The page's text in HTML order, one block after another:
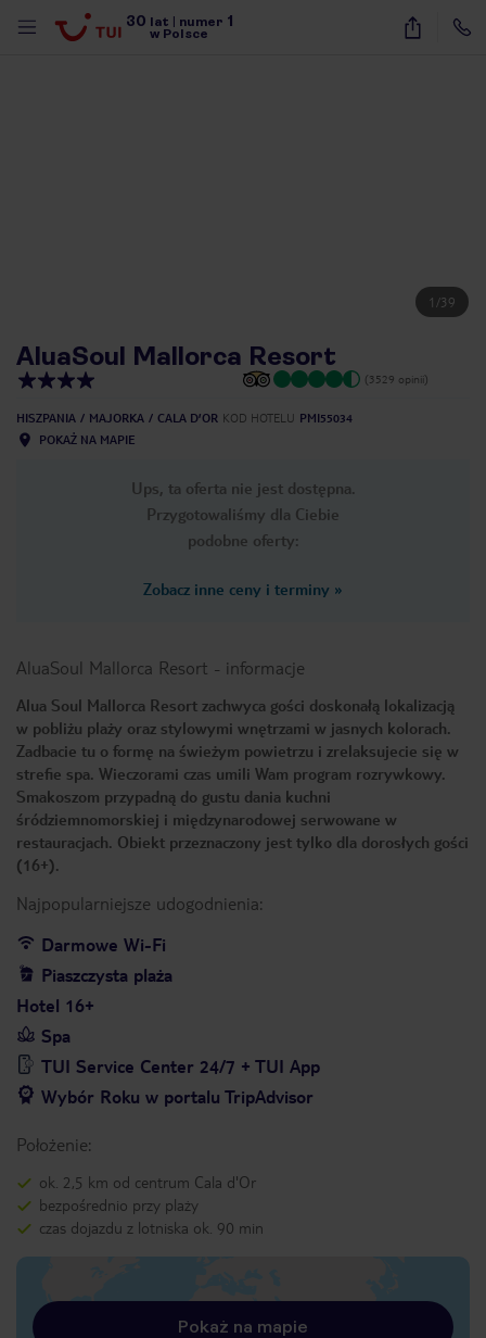
30 lat numer 1
w Polsce
1 /39
AluaSoul Mallorca Resort
(3529 opinii)
HISZPANIA MAJORKA CALA D’OR KOD HOTELU PMI55034
POKAŻ NA MAPIE
Ups, ta oferta nie jest dostępna.
Przygotowaliśmy dla Ciebie
podobne oferty:
Zobacz inne ceny i terminy »
AluaSoul Mallorca Resort - informacje
Alua Soul Mallorca Resort zachwyca gości doskonałą lokalizacją
w pobliżu plaży oraz stylowymi wnętrzami w jasnych kolorach.
Zadbacie tu o formę na świeżym powietrzu i zrelaksujecie się w
strefie spa. Wieczorami czas umili Wam program rozrywkowy.
Smakoszom przypadną do gustu dania kuchni
śródziemnomorskiej i międzynarodowej serwowane w
restauracjach. Obiekt przeznaczony jest tylko dla dorosłych gości
(16+).
Najpopularniejsze udogodnienia:
Darmowe Wi-Fi
Piaszczysta plaża
Hotel 16+
Spa
TUI Service Center 24/7 + TUI App
Wybór Roku w portalu TripAdvisor
Położenie:
ok. 2,5 km od centrum Cala d'Or
bezpośrednio przy plaży
czas dojazdu z lotniska ok. 90 min
Pokaż na mapie